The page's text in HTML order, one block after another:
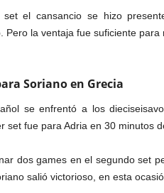
set el cansancio se hizo
Pero la ventaja fue suficiente
Soriano en Grecia
se enfrentó a los
set fue para Adria en 30 minutos
dos games en el segundo set
salió victorioso, en esta